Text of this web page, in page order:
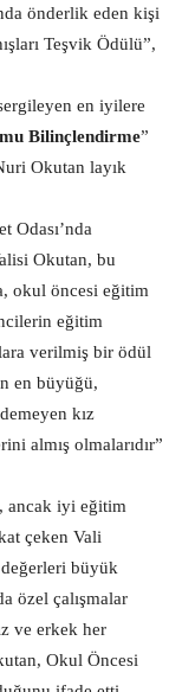
önderlik eden kişi
Teşvik Ödülü”,
en iyilere
Bilinçlendirme”
Okutan layık
Odası’nda
Okutan, bu
okul öncesi eğitim
eğitim
verilmiş bir ödül
en büyüğü,
kız
almış olmalarıdır”
ancak iyi eğitim
çeken Vali
büyük
özel çalışmalar
ve erkek her
Okul Öncesi